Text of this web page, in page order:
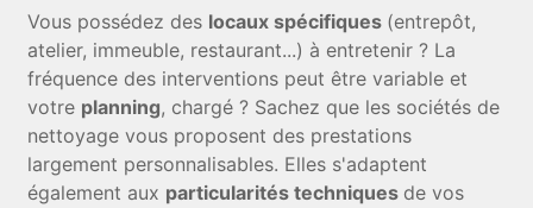
Vous possédez des locaux spécifiques (entrepôt,
atelier, immeuble, restaurant...) à entretenir ? La
fréquence des interventions peut être variable et
votre planning, chargé ? Sachez que les sociétés de
nettoyage vous proposent des prestations
largement personnalisables. Elles s'adaptent
également aux particularités techniques de vos